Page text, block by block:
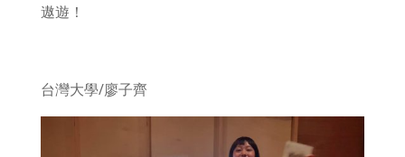
遨遊！
台灣大學/廖子齊